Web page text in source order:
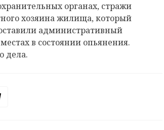
органах, стражи
хозяина жилища, который
административный
в состоянии опьянения.
дела.